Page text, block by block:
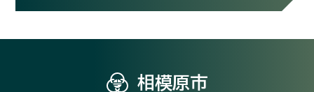
相模原市